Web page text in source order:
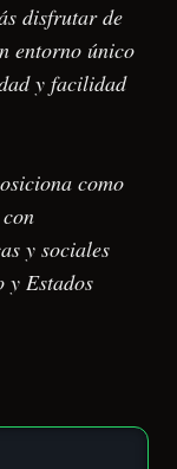
disfrutar de
entorno único
y facilidad
como
y sociales
y Estados